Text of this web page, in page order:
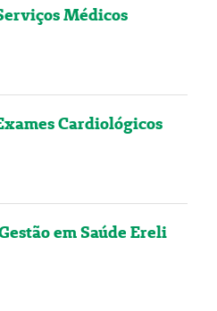
Médicos
Cardiológicos
em Saúde Ereli